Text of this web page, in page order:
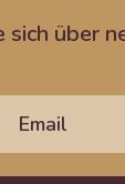
sich über